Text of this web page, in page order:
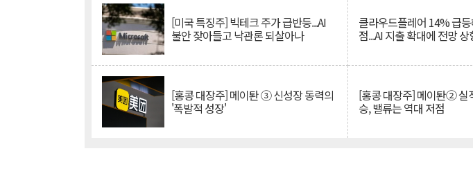
[미국 특징주] 빅테크 주가 급반등...AI
불안 잦아들고 낙관론 되살아나
클라우드플레어 14% 급
점...AI 지출 확대에 전망 상
[홍콩 대장주] 메이퇀 ③ 신성장 동력의
'폭발적 성장'
[홍콩 대장주] 메이퇀② 실
승, 밸류는 역대 저점